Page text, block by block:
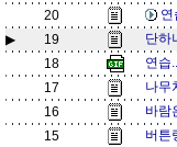
20
연
▶
19 단하
18
연습
17
나무
16
바람
15
버튼